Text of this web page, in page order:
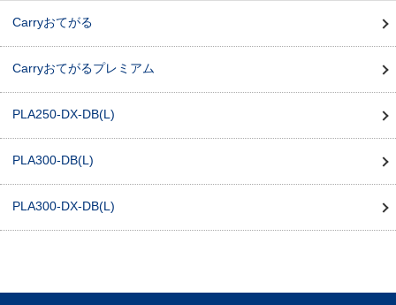
Carryおてがる
Carryおてがるプレミアム
PLA250-DX-DB(L)
PLA300-DB(L)
PLA300-DX-DB(L)